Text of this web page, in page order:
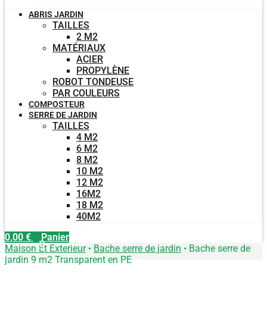
ABRIS JARDIN
TAILLES
2 M2
MATÉRIAUX
ACIER
PROPYLÈNE
ROBOT TONDEUSE
PAR COULEURS
COMPOSTEUR
SERRE DE JARDIN
TAILLES
4 M2
6 M2
8 M2
10 M2
12 M2
16M2
18 M2
40M2
0,00 €
0
Panier
Maison Et Exterieur• Bache serre de jardin • Bache serre de
jardin 9 m2 Transparent en PE